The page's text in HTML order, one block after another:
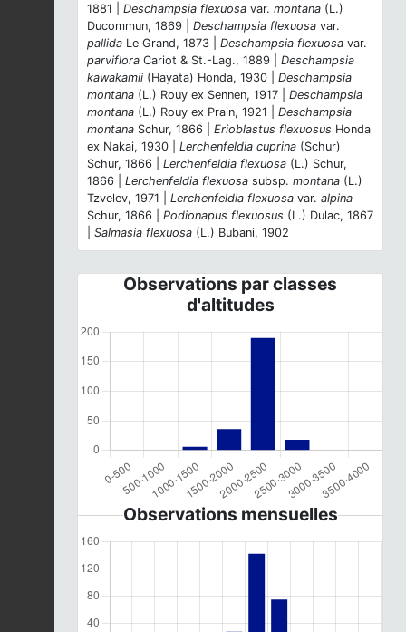
1881 | Deschampsia flexuosa var. montana (L.)
Ducommun, 1869 | Deschampsia flexuosa var.
pallida Le Grand, 1873 | Deschampsia flexuosa var.
parviflora Cariot & St.-Lag., 1889 | Deschampsia
kawakamii (Hayata) Honda, 1930 | Deschampsia
montana (L.) Rouy ex Sennen, 1917 | Deschampsia
montana (L.) Rouy ex Prain, 1921 | Deschampsia
montana Schur, 1866 | Erioblastus flexuosus Honda
ex Nakai, 1930 | Lerchenfeldia cuprina (Schur)
Schur, 1866 | Lerchenfeldia flexuosa (L.) Schur,
1866 | Lerchenfeldia flexuosa subsp. montana (L.)
Tzvelev, 1971 | Lerchenfeldia flexuosa var. alpina
Schur, 1866 | Podionapus flexuosus (L.) Dulac, 1867
Salmasia flexuosa (L.) Bubani, 1902
Observations par classes
d'altitudes
Observations mensuelles